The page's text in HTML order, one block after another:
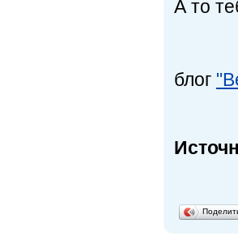
А то
блог